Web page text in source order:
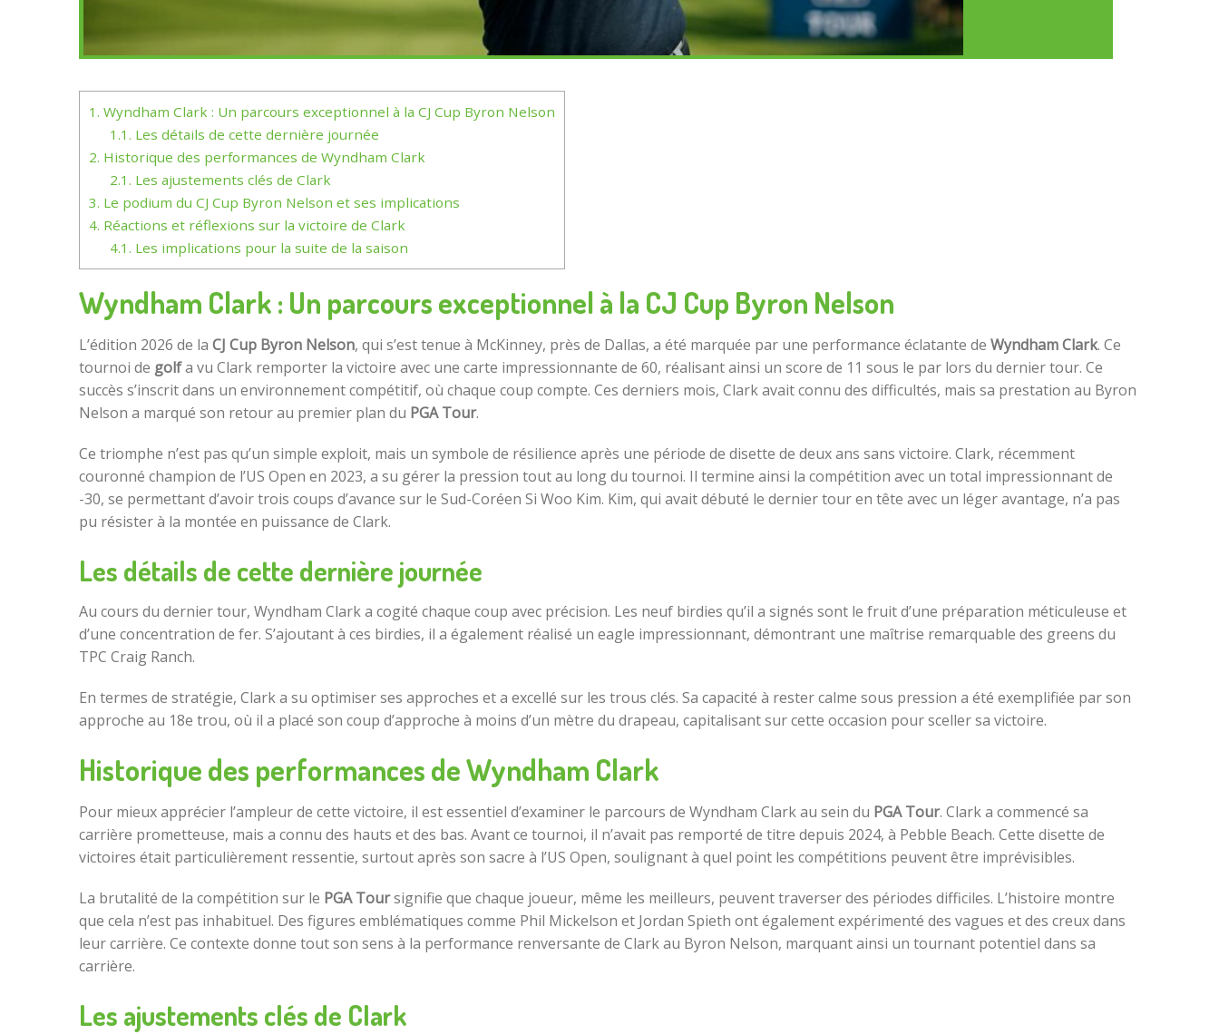
1. Wyndham Clark : Un parcours exceptionnel à la CJ Cup Byron Nelson
1.1. Les détails de cette dernière journée
2. Historique des performances de Wyndham Clark
2.1. Les ajustements clés de Clark
3. Le podium du CJ Cup Byron Nelson et ses implications
4. Réactions et réflexions sur la victoire de Clark
4.1. Les implications pour la suite de la saison
Wyndham Clark : Un parcours exceptionnel à la CJ Cup Byron Nelson
L’édition 2026 de la CJ Cup Byron Nelson, qui s’est tenue à McKinney, près de Dallas, a été marquée par une performance éclatante de Wyndham Clark. Ce
tournoi de golfa vu Clark remporter la victoire avec une carte impressionnante de 60, réalisant ainsi un score de 11 sous le par lors du dernier tour. Ce
succès s’inscrit dans un environnement compétitif, où chaque coup compte. Ces derniers mois, Clark avait connu des difficultés, mais sa prestation au Byron
Nelson a marqué son retour au premier plan du PGA Tour.
Ce triomphe n’est pas qu’un simple exploit, mais un symbole de résilience après une période de disette de deux ans sans victoire. Clark, récemment
couronné champion de l’US Open en 2023, a su gérer la pression tout au long du tournoi. Il termine ainsi la compétition avec un total impressionnant de
-30, se permettant d’avoir trois coups d’avance sur le Sud-Coréen Si Woo Kim. Kim, qui avait débuté le dernier tour en tête avec un léger avantage, n’a pas
pu résister à la montée en puissance de Clark.
Les détails de cette dernière journée
Au cours du dernier tour, Wyndham Clark a cogité chaque coup avec précision. Les neuf birdies qu’il a signés sont le fruit d’une préparation méticuleuse et
d’une concentration de fer. S’ajoutant à ces birdies, il a également réalisé un eagle impressionnant, démontrant une maîtrise remarquable des greens du
TPC Craig Ranch.
En termes de stratégie, Clark a su optimiser ses approches et a excellé sur les trous clés. Sa capacité à rester calme sous pression a été exemplifiée par son
approche au 18e trou, où il a placé son coup d’approche à moins d’un mètre du drapeau, capitalisant sur cette occasion pour sceller sa victoire.
Historique des performances de Wyndham Clark
Pour mieux apprécier l’ampleur de cette victoire, il est essentiel d’examiner le parcours de Wyndham Clark au sein du PGA Tour. Clark a commencé sa
carrière prometteuse, mais a connu des hauts et des bas. Avant ce tournoi, il n’avait pas remporté de titre depuis 2024, à Pebble Beach. Cette disette de
victoires était particulièrement ressentie, surtout après son sacre à l’US Open, soulignant à quel point les compétitions peuvent être imprévisibles.
La brutalité de la compétition sur le PGA Toursignifie que chaque joueur, même les meilleurs, peuvent traverser des périodes difficiles. L’histoire montre
que cela n’est pas inhabituel. Des figures emblématiques comme Phil Mickelson et Jordan Spieth ont également expérimenté des vagues et des creux dans
leur carrière. Ce contexte donne tout son sens à la performance renversante de Clark au Byron Nelson, marquant ainsi un tournant potentiel dans sa
carrière.
Les ajustements clés de Clark